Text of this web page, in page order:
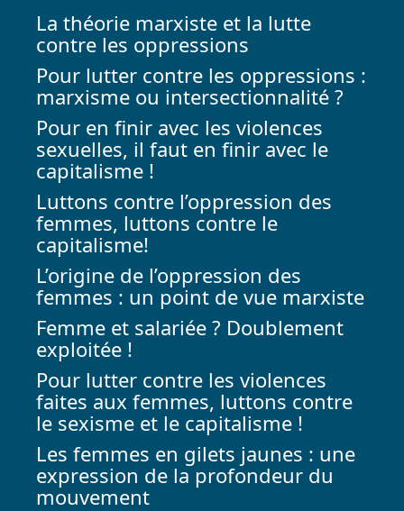
La théorie marxiste et la lutte
contre les oppressions
Pour lutter contre les oppressions :
marxisme ou intersectionnalité ?
Pour en finir avec les violences
sexuelles, il faut en finir avec le
capitalisme !
Luttons contre l’oppression des
femmes, luttons contre le
capitalisme!
L’origine de l’oppression des
femmes : un point de vue marxiste
Femme et salariée ? Doublement
exploitée !
Pour lutter contre les violences
faites aux femmes, luttons contre
le sexisme et le capitalisme !
Les femmes en gilets jaunes : une
expression de la profondeur du
mouvement